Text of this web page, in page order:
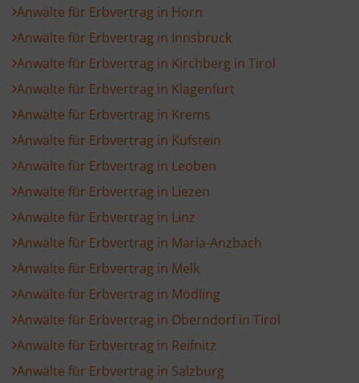
Anwälte für Erbvertrag in Horn
Anwälte für Erbvertrag in Innsbruck
Anwälte für Erbvertrag in Kirchberg in Tirol
Anwälte für Erbvertrag in Klagenfurt
Anwälte für Erbvertrag in Krems
Anwälte für Erbvertrag in Kufstein
Anwälte für Erbvertrag in Leoben
Anwälte für Erbvertrag in Liezen
Anwälte für Erbvertrag in Linz
Anwälte für Erbvertrag in Maria-Anzbach
Anwälte für Erbvertrag in Melk
Anwälte für Erbvertrag in Mödling
Anwälte für Erbvertrag in Oberndorf in Tirol
Anwälte für Erbvertrag in Reifnitz
Anwälte für Erbvertrag in Salzburg